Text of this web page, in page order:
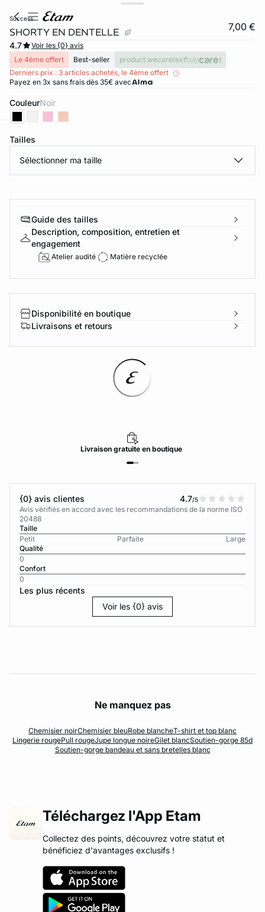
success
SHORTY EN DENTELLE 7,00 €
4.7
Voir les {0} avis
Le 4ème offert
Best-seller
product.wecaretext
Derniers prix : 3 articles achetés, le 4ème offert
Payez en 3x sans frais dès 35€ avec
Couleur noir
Tailles
Sélectionner ma taille
Guide des tailles
Description, composition, entretien et
engagement
Atelier audité Matière recyclée
Disponibilité en boutique
Livraisons et retours
Livraisongratuiteen boutique
{0} avis clientes 4.7/5
Avis vérifiés en accord avec les recommandations de la norme ISO
20488
Taille
Petit
Parfaite
Large
Qualité
0
Confort
0
Les plus récents
Voir les {0} avis
Ne manquez pas
Chemisier noirChemisier bleuRobe blancheT-shirt et top blanc
Lingerie rougePull rougeJupe longue noireGilet blancSoutien-gorge 85d
Soutien-gorge bandeau et sans bretelles blanc
Téléchargez l'App Etam
Collectez des points, découvrez votre statut et
bénéficiez d'avantages exclusifs !